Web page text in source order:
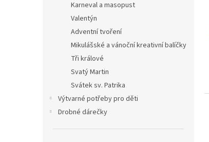
Karneval a masopust
Valentýn
Adventní tvoření
Mikulášské a vánoční kreativní balíčky
Tři králové
Svatý Martin
Svátek sv. Patrika
Výtvarné potřeby pro děti
Drobné dárečky